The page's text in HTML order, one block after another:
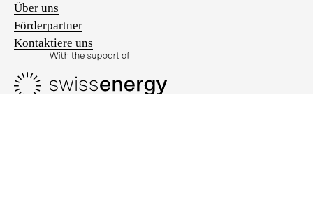
Über uns
Förderpartner
Kontaktiere uns